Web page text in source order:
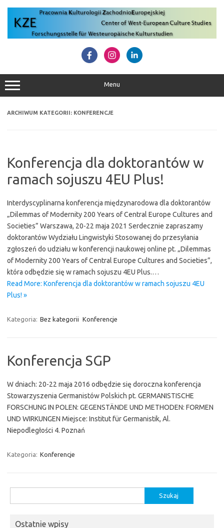
treści
Menu
ARCHIWUM KATEGORII: KONFERENCJE
Konferencja dla doktorantów w
ramach sojuszu 4EU Plus!
Interdyscyplinarna konferencja międzynarodowa dla doktorantów
„Dilemmas of Modernity 200 Years of Central Europe Cultures and
Societies” Warszawa, 20-22 maja 2021 Serdecznie zapraszamy
doktorantów Wydziału Lingwistyki Stosowanej do przesyłania
zgłoszeń do udziału w konferencji naukowej online pt. „Dilemmas
of Modernity 200 Years of Central Europe Cultures and Societies”,
która odbędzie się w ramach sojuszu 4EU Plus.…
Read More: Konferencja dla doktorantów w ramach sojuszu 4EU
Plus! »
Kategoria: Bez kategorii Konferencje
Konferencja SGP
W dniach: 20-22 maja 2016 odbędzie się doroczna konferencja
Stowarzyszenia Germanistów Polskich pt. GERMANISTISCHE
FORSCHUNG IN POLEN: GEGENSTÄNDE UND METHODEN: FORMEN
UND WIRKUNGEN Miejsce: Institut für Germanistik, Al.
Niepodległości 4. Poznań
Kategoria: Konferencje
Ostatnie wpisy